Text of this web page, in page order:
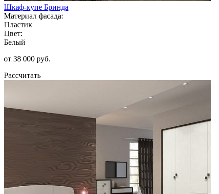
Шкаф-купе Бринда
Материал фасада:
Пластик
Цвет:
Белый
от 38 000 руб.
Рассчитать